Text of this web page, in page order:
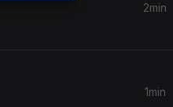
2min
1min